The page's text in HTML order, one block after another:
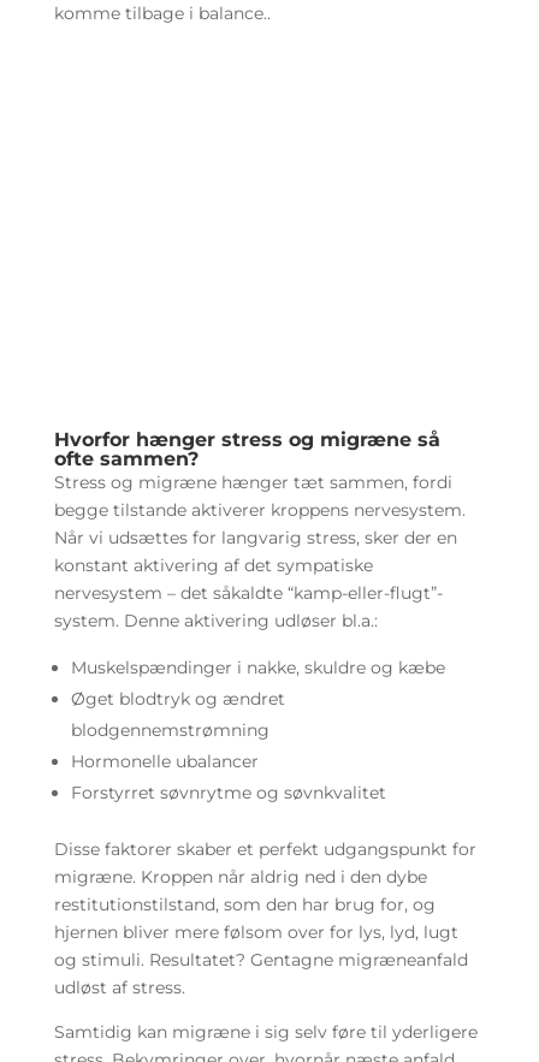
komme tilbage i balance..
Hvorfor hænger stress og migræne så
ofte sammen?
Stress og migræne hænger tæt sammen, fordi
begge tilstande aktiverer kroppens nervesystem.
Når vi udsættes for langvarig stress, sker der en
konstant aktivering af det sympatiske
nervesystem – det såkaldte “kamp-eller-flugt”-
system. Denne aktivering udløser bl.a.:
Muskelspændinger i nakke, skuldre og kæbe
Øget blodtryk og ændret
blodgennemstrømning
Hormonelle ubalancer
Forstyrret søvnrytme og søvnkvalitet
Disse faktorer skaber et perfekt udgangspunkt for
migræne. Kroppen når aldrig ned i den dybe
restitutionstilstand, som den har brug for, og
hjernen bliver mere følsom over for lys, lyd, lugt
og stimuli. Resultatet? Gentagne migræneanfald
udløst af stress.
Samtidig kan migræne i sig selv føre til yderligere